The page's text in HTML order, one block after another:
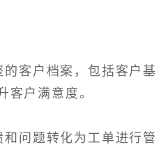
客户档案，包括客户基
客户满意度。
问题转化为工单进行管